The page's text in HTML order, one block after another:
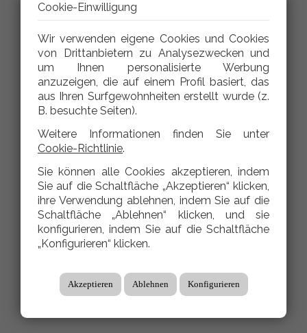
Cookie-Einwilligung
Wir verwenden eigene Cookies und Cookies
von Drittanbietern zu Analysezwecken und
um Ihnen personalisierte Werbung
anzuzeigen, die auf einem Profil basiert, das
aus Ihren Surfgewohnheiten erstellt wurde (z.
B. besuchte Seiten).
Weitere Informationen finden Sie unter
Cookie-Richtlinie.
Sie können alle Cookies akzeptieren, indem
Sie auf die Schaltfläche „Akzeptieren“ klicken,
ihre Verwendung ablehnen, indem Sie auf die
Schaltfläche „Ablehnen“ klicken, und sie
konfigurieren, indem Sie auf die Schaltfläche
„Konfigurieren“ klicken.
Akzeptieren Ablehnen Konfigurieren